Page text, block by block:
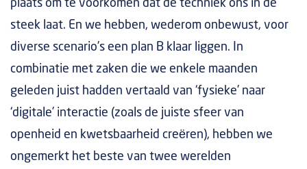
plaats om te voorkomen dat de techniek ons in de
steek laat. En we hebben, wederom onbewust, voor
diverse scenario’s een plan B klaar liggen. In
combinatie met zaken die we enkele maanden
geleden juist hadden vertaald van ‘fysieke’ naar
‘digitale’ interactie (zoals de juiste sfeer van
openheid en kwetsbaarheid creëren), hebben we
ongemerkt het beste van twee werelden